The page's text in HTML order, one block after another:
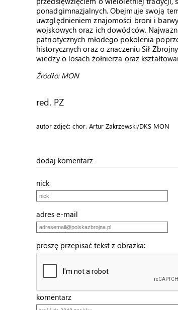
ponadgimnazjalnych. Obejmuje swoją
uwzględnieniem znajomości broni i
wojskowych oraz ich dowódców.
patriotycznych młodego pokolenia
historycznych oraz o znaczeniu Sił
wiedzy o losach żołnierza oraz
Źródło: MON
red. PZ
autor zdjęć: chor. Artur Zakrzewski/DKS MON
dodaj komentarz
nick
adres e-mail
proszę przepisać tekst z obrazka:
komentarz